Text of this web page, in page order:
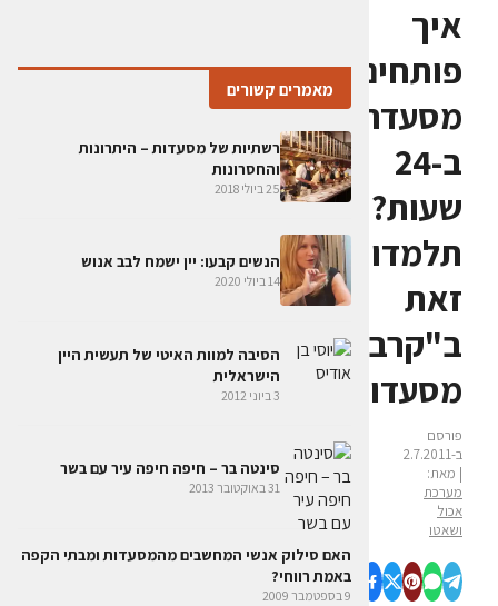
איך
פותחים
מסעדה
ב-24
שעות?
תלמדו
זאת
ב"קרב
מסעדות"
פורסם
ב-2.7.2011
| מאת:
מערכת
אכול
ושאטו
מאמרים קשורים
רשתיות של מסעדות – היתרונות
והחסרונות
25 ביולי 2018
הנשים קבעו: יין ישמח לבב אנוש
14 ביולי 2020
הסיבה למוות האיטי של תעשית היין
הישראלית
3 ביוני 2012
סינטה בר – חיפה חיפה עיר עם בשר
31 באוקטובר 2013
האם סילוק אנשי המחשבים מהמסעדות ומבתי הקפה
באמת רווחי?
9 בספטמבר 2009